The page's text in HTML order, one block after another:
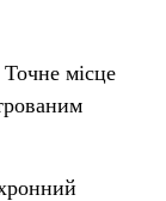
місце